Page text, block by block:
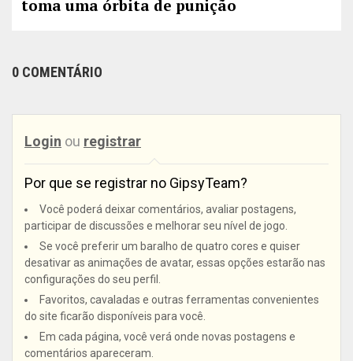
toma uma órbita de punição
0 COMENTÁRIO
Login ou registrar
Por que se registrar no GipsyTeam?
Você poderá deixar comentários, avaliar postagens,
participar de discussões e melhorar seu nível de jogo.
Se você preferir um baralho de quatro cores e quiser
desativar as animações de avatar, essas opções estarão nas
configurações do seu perfil.
Favoritos, cavaladas e outras ferramentas convenientes
do site ficarão disponíveis para você.
Em cada página, você verá onde novas postagens e
comentários apareceram.